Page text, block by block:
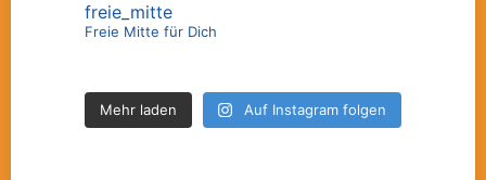
freie_mitte
Freie Mitte für Dich
Mehr laden Auf Instagram folgen